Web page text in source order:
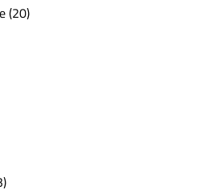
(20)